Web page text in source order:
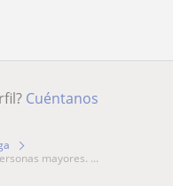
Cuéntanos
mayores. ...